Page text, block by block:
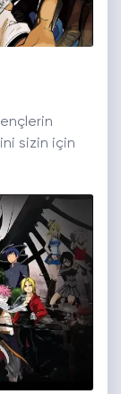
sizin için